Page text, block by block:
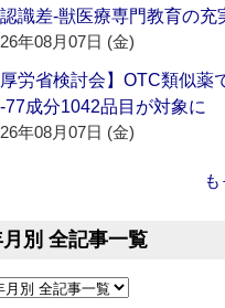
識差‐獣医療専門教育の充
年08月07日 (金)
厚労省検討会】OTC類似薬
成分1042品目が対象に
年08月07日 (金)
別 全記事一覧